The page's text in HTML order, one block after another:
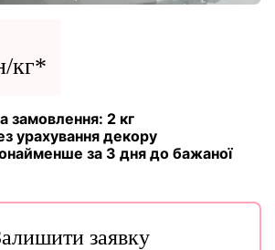
кг*
замовлення: 2 кг
урахування декору
за 3 дня до бажаної
заявку